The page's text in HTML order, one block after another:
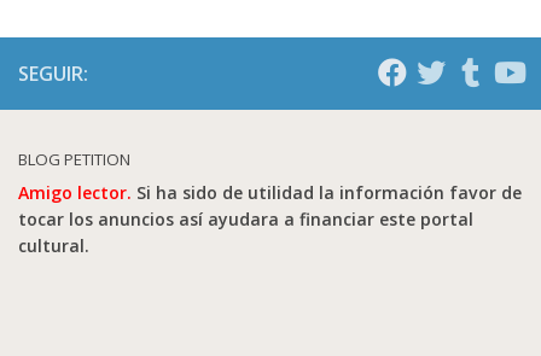
SEGUIR:
BLOG PETITION
Amigo lector. Si ha sido de utilidad la información favor de
tocar los anuncios así ayudara a financiar este portal
cultural.